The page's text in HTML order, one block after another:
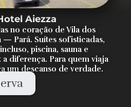
Aiezza
no coração de Vila dos
— Pará. Suítes sofisticadas,
piscina, sauna e
diferença. Para quem viaja
um descanso de verdade.